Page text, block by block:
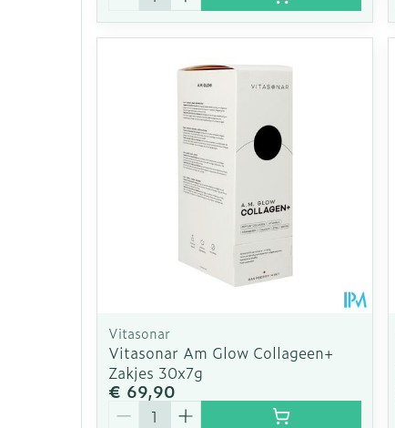
Vitasonar
Vitasonar Am Glow Collageen+
Zakjes 30x7g
€ 69,90
Aantal